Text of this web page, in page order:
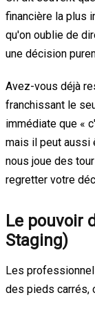
financière la plus
qu'on oublie de
une décision
Avez-vous déjà
franchissant le
immédiate que «
mais il peut aussi
nous joue des
regretter votre
Le pouvoir
Staging)
Les
des pieds carrés,